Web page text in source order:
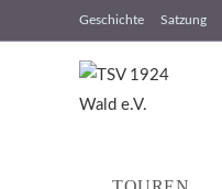
Inhalt
Geschichte Satzung